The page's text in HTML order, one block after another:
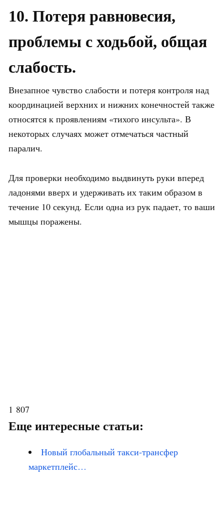
10. Потеря равновесия,
проблемы с ходьбой, общая
слабость.
Внезапное чувство слабости и потеря контроля над
координацией верхних и нижних конечностей также
относятся к проявлениям «тихого инсульта». В
некоторых случаях может отмечаться частный
паралич.
Для проверки необходимо выдвинуть руки вперед
ладонями вверх и удерживать их таким образом в
течение 10 секунд. Если одна из рук падает, то ваши
мышцы поражены.
1 807
Еще интересные статьи:
Новый глобальный такси-трансфер
маркетплейс…